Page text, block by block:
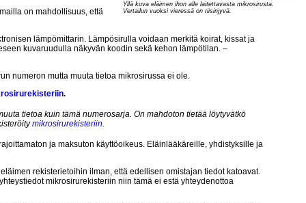
Yllä kuva eläimen ihon alle laitettavasta mikrosirusta.
Vertailun vuoksi vieressä on riisinjyvä.
on mahdollisuus, että
lämpömittarin. Lämpösirulla voidaan merkitä koirat, kissat ja
kuvaruudulla näkyvän koodin sekä kehon lämpötilan. –
numeron mutta muuta tietoa mikrosirussa ei ole.
.
tietoa kuin tämä numerosarja. On mahdoton tietää löytyvätkö
mikrosirurekisteriin.
ja maksuton käyttöoikeus. Eläinlääkäreille, yhdistyksille ja
rekisterietoihin ilman, että edellisen omistajan tiedot katoavat.
mikrosirurekisteriin niin tämä ei estä yhteydenottoa